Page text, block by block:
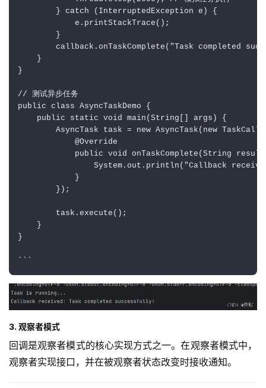
        } catch (InterruptedException e) {
            e.printStackTrace();
        }
callback.onTaskComplete("Task completed
    }
}
// 测试异步任务
public class AsyncTaskDemo {
    public static void main(String[] args) {
AsyncTask task = new AsyncTask(new
            @Override
public void onTaskComplete(String
System.out.println("Callback
            }
        });
        task.execute();
    }
}
3. 观察者模式
回调是观察者模式的核心实现方式之一。在观察者模式中，
观察者实现接口，并在被观察者状态改变时接收通知。